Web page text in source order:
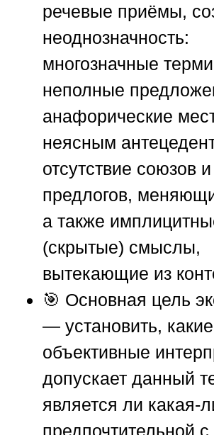
речевые приёмы,
неоднозначность:
многозначные
неполные
анафорические
неясным
отсутствие союзов и
предлогов,
а также
(скрытые) смыслы,
вытекающие из
🎯 Основная цель
— установить, какие
объективные
допускает данный
является ли какая-
предпочтительной